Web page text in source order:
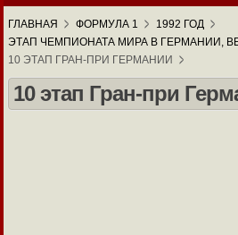
ГЛАВНАЯ ФОРМУЛА 1
1992 ГОД
ЭТАП ЧЕМПИОНАТА МИРА В ГЕРМАНИИ,
10 ЭТАП ГРАН-ПРИ ГЕРМАНИИ
10 этап Гран-при